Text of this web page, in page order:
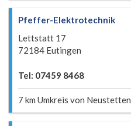
Pfeffer-Elektrotechnik
Lettstatt 17
72184 Eutingen
Tel: 07459 8468
7 km Umkreis von Neustetten